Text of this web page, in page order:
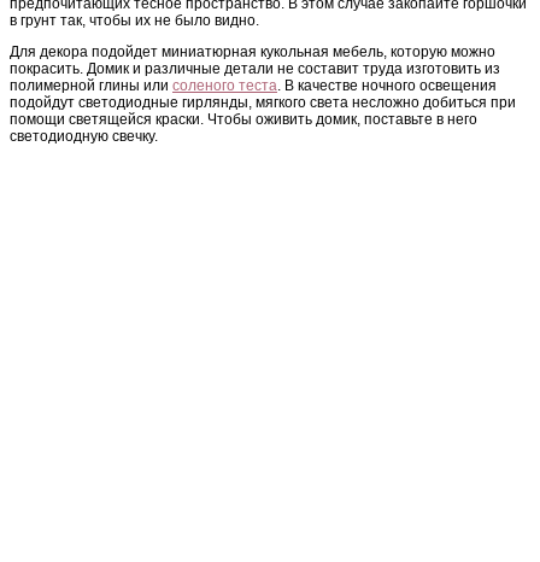
предпочитающих тесное пространство. В этом случае закопайте горшочки
в грунт так, чтобы их не было видно.
Для декора подойдет миниатюрная кукольная мебель, которую можно
покрасить. Домик и различные детали не составит труда изготовить из
полимерной глины или соленого теста. В качестве ночного освещения
подойдут светодиодные гирлянды, мягкого света несложно добиться при
помощи светящейся краски. Чтобы оживить домик, поставьте в него
светодиодную свечку.